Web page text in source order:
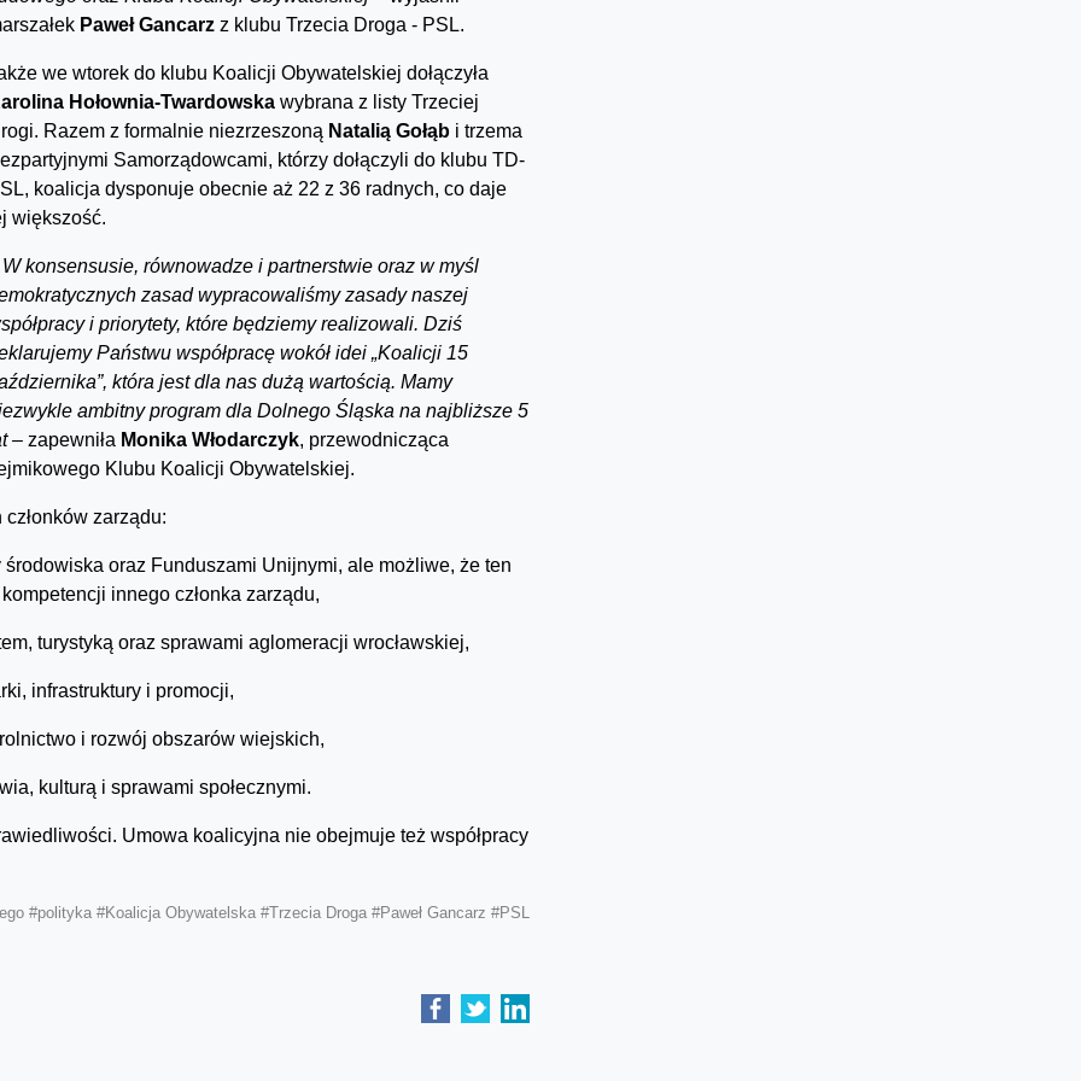
Paweł Gancarz z klubu Trzecia Droga - PSL.
we wtorek do klubu Koalicji Obywatelskiej dołączyła
Hołownia-Twardowska wybrana z listy Trzeciej
Razem z formalnie niezrzeszoną Natalią Gołąb i trzema
Samorządowcami, którzy dołączyli do klubu TD-
koalicja dysponuje obecnie aż 22 z 36 radnych, co daje
większość.
W konsensusie, równowadze i partnerstwie oraz w myśl
zasad wypracowaliśmy zasady naszej
i priorytety, które będziemy realizowali. Dziś
Państwu współpracę wokół idei „Koalicji 15
która jest dla nas dużą wartością. Mamy
ambitny program dla Dolnego Śląska na najbliższe 5
– zapewniła Monika Włodarczyk, przewodnicząca
Klubu Koalicji Obywatelskiej.
zarządu:
oraz Funduszami Unijnymi, ale możliwe, że ten
innego członka zarządu,
turystyką oraz sprawami aglomeracji wrocławskiej,
infrastruktury i promocji,
i rozwój obszarów wiejskich,
kulturą i sprawami społecznymi.
Umowa koalicyjna nie obejmuje też współpracy
#polityka #Koalicja Obywatelska #Trzecia Droga #Paweł Gancarz #PSL